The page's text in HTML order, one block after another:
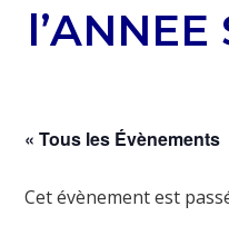
l’ANNEE
« Tous les Évènements
Cet évènement est